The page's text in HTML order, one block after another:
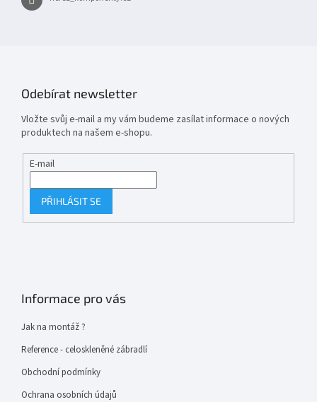
Odebírat newsletter
Vložte svůj e-mail a my vám budeme zasílat informace o nových
produktech na našem e-shopu.
E-mail
PŘIHLÁSIT SE
Informace pro vás
Jak na montáž ?
Reference - celoskleněné zábradlí
Obchodní podmínky
Ochrana osobních údajů